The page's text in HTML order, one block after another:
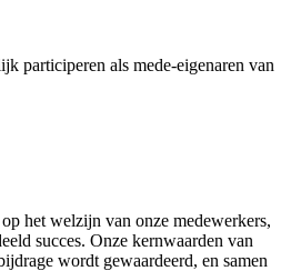
participeren als mede-eigenaren van
het welzijn van onze medewerkers,
succes. Onze kernwaarden van
wordt gewaardeerd, en samen